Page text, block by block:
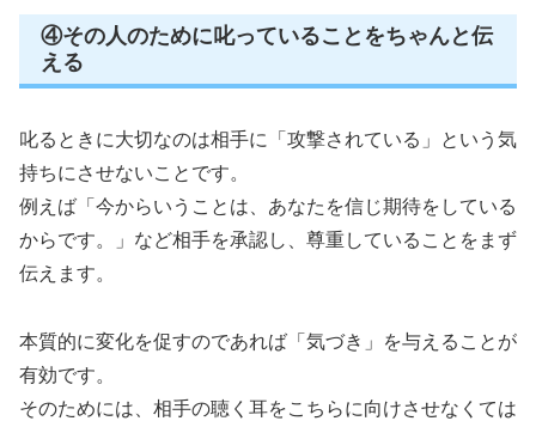
④その人のために叱っていることをちゃんと伝
える
叱るときに大切なのは相手に「攻撃されている」という気
持ちにさせないことです。
例えば「今からいうことは、あなたを信じ期待をしている
からです。」など相手を承認し、尊重していることをまず
伝えます。
本質的に変化を促すのであれば「気づき」を与えることが
有効です。
そのためには、相手の聴く耳をこちらに向けさせなくては